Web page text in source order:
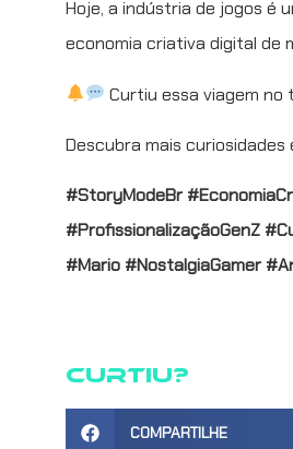
Hoje, a indústria de jogos é
economia criativa digital de
Curtiu essa viagem no
Descubra mais
#StoryModeBr
#ProfissionalizaçãoGenZ
#Mario #NostalgiaGamer
Curtiu?
COMPARTILHE